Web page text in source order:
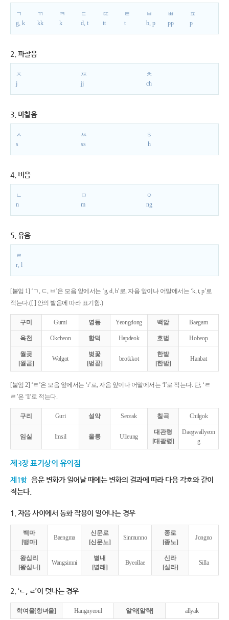
ㄱ
g, k
ㄲ
kk
ㅋ
k
ㄷ
d, t
ㄸ
tt
ㅌ
t
ㅂ
b, p
ㅃ
pp
ㅍ
p
2. 파찰음
ㅈ
j
ㅉ
jj
ㅊ
ch
3. 마찰음
ㅅ
s
ㅆ
ss
ㅎ
h
4. 비음
ㄴ
n
ㅁ
m
ㅇ
ng
5. 유음
ㄹ
r, l
[붙임 1] ‘ㄱ, ㄷ, ㅂ’은 모음 앞에서는 ‘g, d, b’로, 자음 앞이나 어말에서는 ‘k, t, p’로
적는다.([ ] 안의 발음에 따라 표기함.)
구미 Gumi 영동 Yeongdong 백암 Baegam
옥천 Okcheon 합덕 Hapdeok 호법 Hobeop
월곶
[월곧]
Wolgot
벚꽃
[벋꼳]
beotkkot
한밭
[한받]
Hanbat
[붙임 2] ‘ㄹ’은 모음 앞에서는 ‘r’로, 자음 앞이나 어말에서는 ‘l’로 적는다. 단, ‘ㄹ
ㄹ’은 ‘ll’로 적는다.
구리 Guri 설악 Seorak 칠곡 Chilgok
임실 Imsil 울릉 Ulleung
대관령
[대괄령]
Daegwallyeon
g
제3장 표기상의 유의점
제1항 음운 변화가 일어날 때에는 변화의 결과에 따라 다음 각호와 같이
적는다.
1. 자음 사이에서 동화 작용이 일어나는 경우
백마
[뱅마]
Baengma
신문로
[신문노]
Sinmunno
종로
[종노]
Jongno
왕십리
[왕심니]
Wangsimni
별내
[별래]
Byeollae
신라
[실라]
Silla
2. ‘ㄴ, ㄹ’이 덧나는 경우
학여울[항녀울] Hangnyeoul 알약[알략] allyak